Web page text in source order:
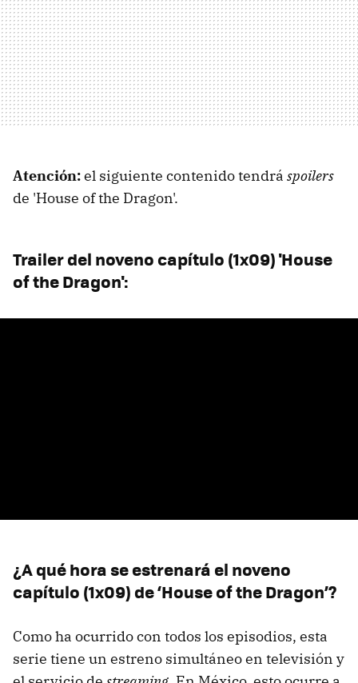
Atención:el siguiente contenido tendrá spoilers
de 'House of the Dragon'.
Trailer del noveno capítulo (1x09) 'House
of the Dragon':
¿A qué hora se estrenará el noveno
capítulo (1x09) de ‘House of the Dragon’?
Como ha ocurrido con todos los episodios, esta
serie tiene un estreno simultáneo en televisión y